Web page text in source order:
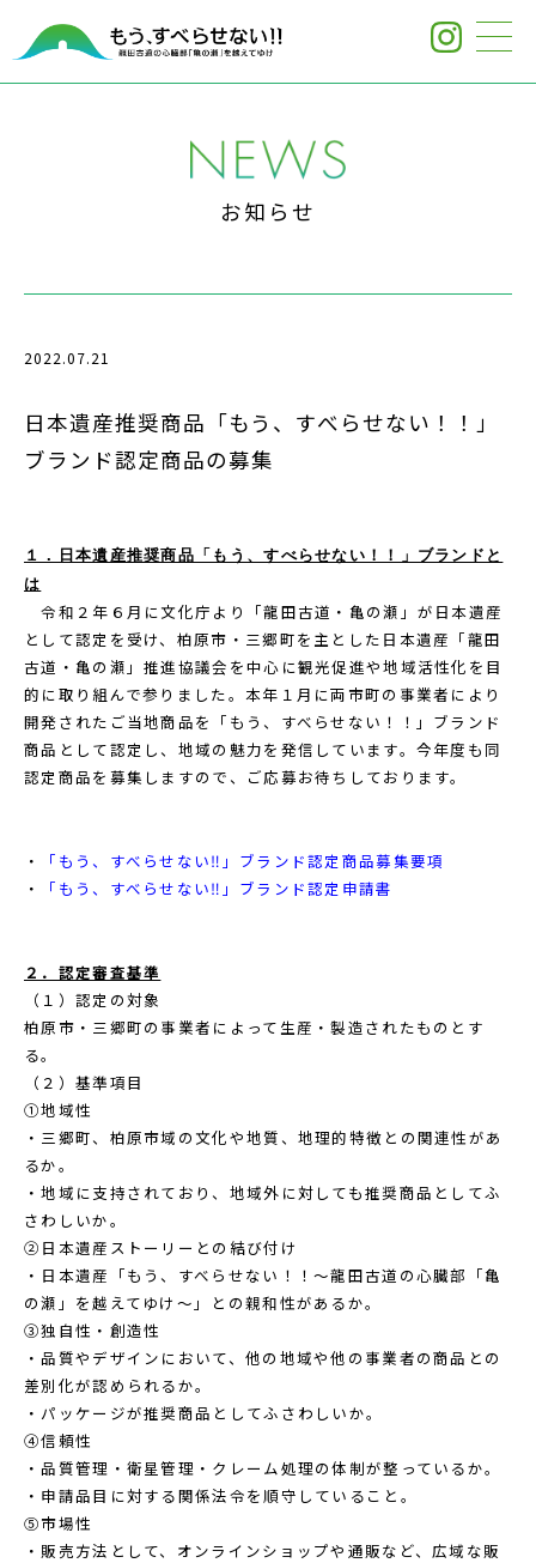
お知らせ
2022.07.21
日本遺産推奨商品「もう、すべらせない！！」
ブランド認定商品の募集
１．日本遺産推奨商品「もう、すべらせない！！」ブランドと
は
令和２年６月に文化庁より「龍田古道・亀の瀬」が日本遺産
として認定を受け、柏原市・三郷町を主とした日本遺産「龍田
古道・亀の瀬」推進協議会を中心に観光促進や地域活性化を目
的に取り組んで参りました。本年１月に両市町の事業者により
開発されたご当地商品を「もう、すべらせない！！」ブランド
商品として認定し、地域の魅力を発信しています。今年度も同
認定商品を募集しますので、ご応募お待ちしております。
・
「もう、すべらせない‼」ブランド認定商品募集要項
・
「もう、すべらせない‼」ブランド認定申請書
２．認定審査基準
（１）認定の対象
柏原市・三郷町の事業者によって生産・製造されたものとす
る。
（２）基準項目
①地域性
・三郷町、柏原市域の文化や地質、地理的特徴との関連性があ
るか。
・地域に支持されており、地域外に対しても推奨商品としてふ
さわしいか。
②日本遺産ストーリーとの結び付け
・日本遺産「もう、すべらせない！！～龍田古道の心臓部「亀
の瀬」を越えてゆけ～」との親和性があるか。
③独自性・創造性
・品質やデザインにおいて、他の地域や他の事業者の商品との
差別化が認められるか。
・パッケージが推奨商品としてふさわしいか。
④信頼性
・品質管理・衛星管理・クレーム処理の体制が整っているか。
・申請品目に対する関係法令を順守していること。
⑤市場性
・販売方法として、オンラインショップや通販など、広域な販